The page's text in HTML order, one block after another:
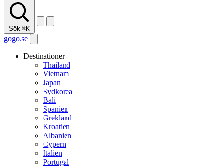
Sök ⌘K
gogo.se
Destinationer
Thailand
Vietnam
Japan
Sydkorea
Bali
Spanien
Grekland
Kroatien
Albanien
Cypern
Italien
Portugal